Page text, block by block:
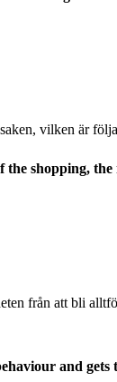
vilken är
shopping, the
från att bli
and gets